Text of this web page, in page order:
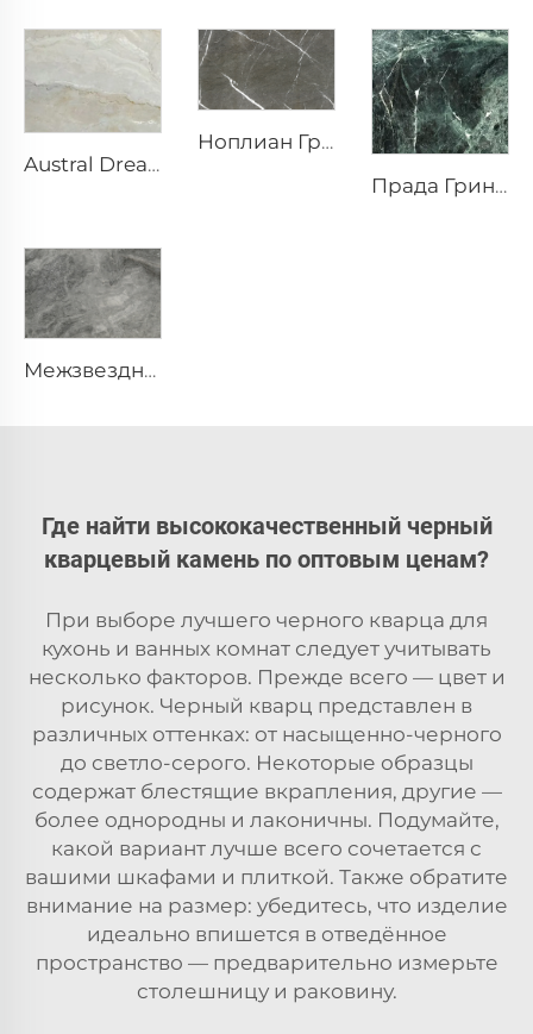
Austral Dream Dolomite Природный камень
Ноплиан Грей Серый массив природного камня с текстурой белых прожилок
Прада Грин Зеленый натуральный камень мрамор с белыми прожилками и узором
Межзвездный Серый Серый натуральный камень мрамор с пятнистой текстурой и серебристо-серыми вкраплениями
Где найти высококачественный черный
кварцевый камень по оптовым ценам?
При выборе лучшего черного кварца для
кухонь и ванных комнат следует учитывать
несколько факторов. Прежде всего — цвет и
рисунок. Черный кварц представлен в
различных оттенках: от насыщенно-черного
до светло-серого. Некоторые образцы
содержат блестящие вкрапления, другие —
более однородны и лаконичны. Подумайте,
какой вариант лучше всего сочетается с
вашими шкафами и плиткой. Также обратите
внимание на размер: убедитесь, что изделие
идеально впишется в отведённое
пространство — предварительно измерьте
столешницу и раковину.